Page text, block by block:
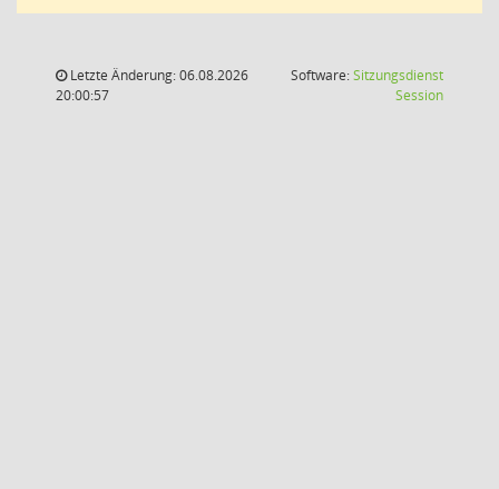
Letzte Änderung: 06.08.2026
20:00:57
Software:Sitzungsdienst
Session(Wird in